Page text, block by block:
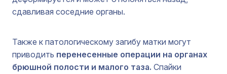
сдавливая соседние органы.
Также к патологическому загибу матки могут
приводить перенесенные операции на органах
брюшной полости и малого таза. Спайки